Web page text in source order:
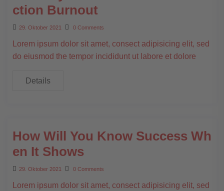
ction Burnout
29. Oktober 2021 0 Comments
Lorem ipsum dolor sit amet, consect adipisicing elit, sed
do eiusmod the tempor incididunt ut labore et dolore
Details
How Will You Know Success Wh
en It Shows
29. Oktober 2021 0 Comments
Lorem ipsum dolor sit amet, consect adipisicing elit, sed